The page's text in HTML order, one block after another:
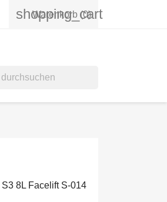
shopping_cart
Warenkorb (0)